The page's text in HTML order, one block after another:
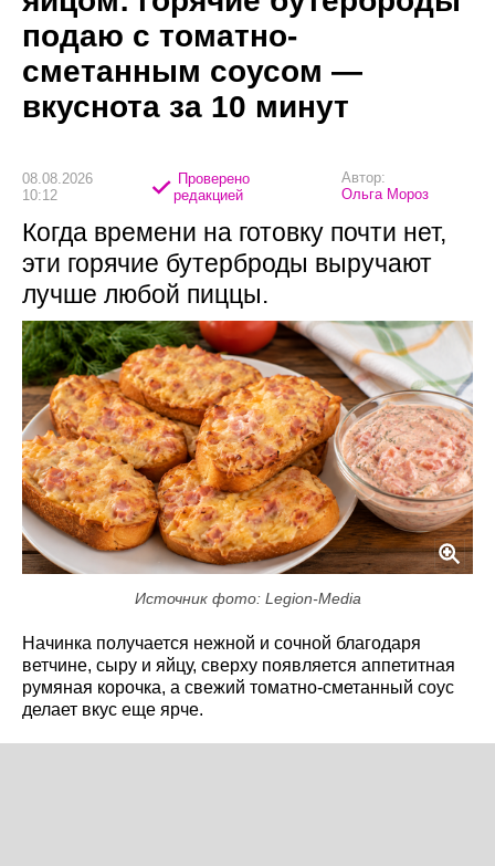
подаю с томатно-
сметанным соусом —
вкуснота за 10 минут
08.08.2026
10:12
Проверено
редакцией
Автор:
Ольга Мороз
Когда времени на готовку почти нет,
эти горячие бутерброды выручают
лучше любой пиццы.
Источник фото: Legion-Media
Начинка получается нежной и сочной благодаря
ветчине, сыру и яйцу, сверху появляется аппетитная
румяная корочка, а свежий томатно-сметанный соус
делает вкус еще ярче.